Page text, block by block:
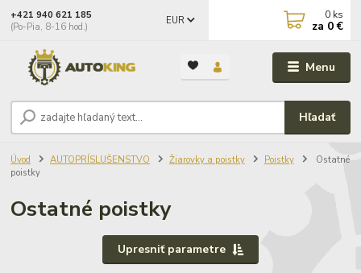
Menu
EUR
Hľadať
+421 940 621 185
(Po-Pia, 8-16 hod.)
0 ks
za 0 €
Úvod AUTOPRÍSLUŠENSTVO Žiarovky a poistky Poistky
Ostatné
poistky
Ostatné poistky
Upresniť parametre